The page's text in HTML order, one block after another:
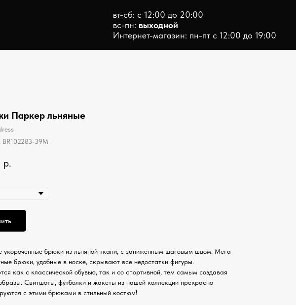
вт-сб: с 12:00 до 20:00
вс-пн: выходной
Интернет-магазин: пн-пт с 12:00 до 19:00
Паркер льняные
BR102283-39M
р.
укороченные брюки из льняной ткани, с заниженным шаговым швом. Мега
брюки, удобные в носке, скрывают все недостатки фигуры.
как с классической обувью, так и со спортивной, тем самым создавая
Свитшоты, футболки и жакеты из нашей коллекции прекрасно
с этими брюками в стильный костюм!